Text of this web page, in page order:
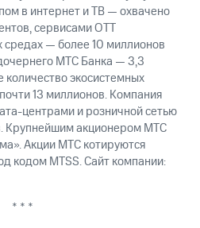
в интернет и ТВ — охвачено
сервисами OTT
средах — более 10 миллионов
МТС Банка — 3,3
экосистемных
13 миллионов. Компания
центрами и розничной сетью
Крупнейшим акционером МТС
Акции МТС котируются
кодом MTSS. Сайт компании:
* * *